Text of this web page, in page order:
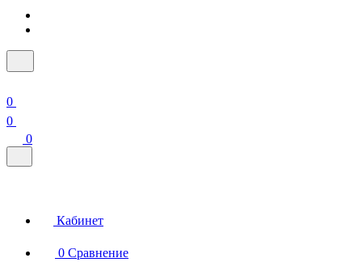
0
0
0
Кабинет
0 Сравнение